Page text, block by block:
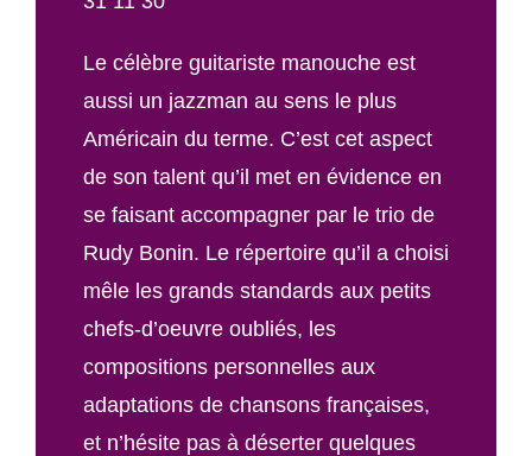
Le célèbre guitariste manouche est
aussi un jazzman au sens le plus
Américain du terme. C’est cet aspect
de son talent qu’il met en évidence en
se faisant accompagner par le trio de
Rudy Bonin. Le répertoire qu’il a choisi
mêle les grands standards aux petits
chefs-d’oeuvre oubliés, les
compositions personnelles aux
adaptations de chansons françaises,
et n’hésite pas à déserter quelques